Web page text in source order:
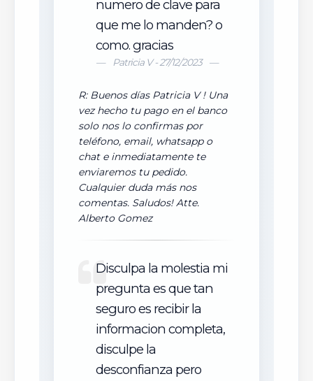
numero de clave para
que me lo manden? o
como. gracias
Patricia V - 27/12/2023
R: Buenos días Patricia V ! Una
vez hecho tu pago en el banco
solo nos lo confirmas por
teléfono, email, whatsapp o
chat e inmediatamente te
enviaremos tu pedido.
Cualquier duda más nos
comentas. Saludos! Atte.
Alberto Gomez
Disculpa la molestia mi
pregunta es que tan
seguro es recibir la
informacion completa,
disculpe la
desconfianza pero